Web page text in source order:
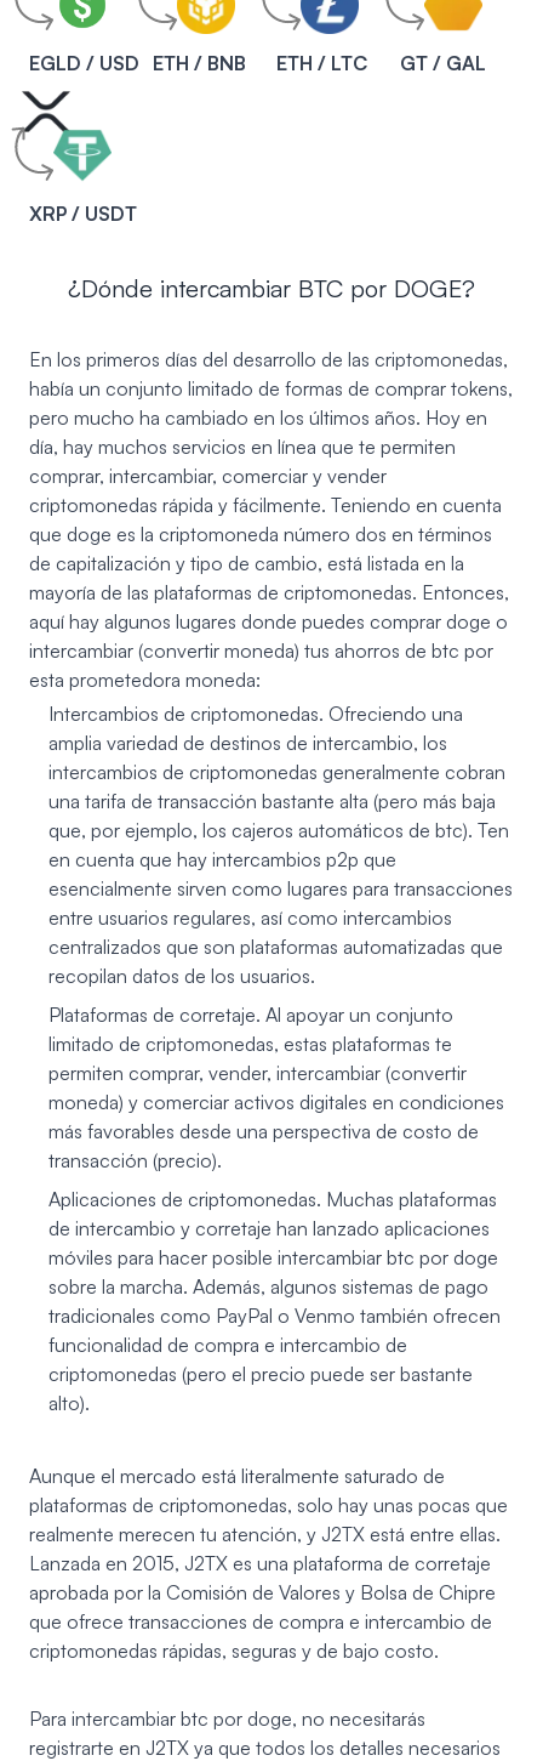
EGLD / USD ETH / BNB ETH / LTC GT / GAL
XRP / USDT
¿Dónde intercambiar BTC por DOGE?
En los primeros días del desarrollo de las criptomonedas,
había un conjunto limitado de formas de comprar tokens,
pero mucho ha cambiado en los últimos años. Hoy en
día, hay muchos servicios en línea que te permiten
comprar, intercambiar, comerciar y vender
criptomonedas rápida y fácilmente. Teniendo en cuenta
que doge es la criptomoneda número dos en términos
de capitalización y tipo de cambio, está listada en la
mayoría de las plataformas de criptomonedas. Entonces,
aquí hay algunos lugares donde puedes comprar doge o
intercambiar (convertir moneda) tus ahorros de btc por
esta prometedora moneda:
Intercambios de criptomonedas. Ofreciendo una
amplia variedad de destinos de intercambio, los
intercambios de criptomonedas generalmente cobran
una tarifa de transacción bastante alta (pero más baja
que, por ejemplo, los cajeros automáticos de btc). Ten
en cuenta que hay intercambios p2p que
esencialmente sirven como lugares para transacciones
entre usuarios regulares, así como intercambios
centralizados que son plataformas automatizadas que
recopilan datos de los usuarios.
Plataformas de corretaje. Al apoyar un conjunto
limitado de criptomonedas, estas plataformas te
permiten comprar, vender, intercambiar (convertir
moneda) y comerciar activos digitales en condiciones
más favorables desde una perspectiva de costo de
transacción (precio).
Aplicaciones de criptomonedas. Muchas plataformas
de intercambio y corretaje han lanzado aplicaciones
móviles para hacer posible intercambiar btc por doge
sobre la marcha. Además, algunos sistemas de pago
tradicionales como PayPal o Venmo también ofrecen
funcionalidad de compra e intercambio de
criptomonedas (pero el precio puede ser bastante
alto).
Aunque el mercado está literalmente saturado de
plataformas de criptomonedas, solo hay unas pocas que
realmente merecen tu atención, y J2TX está entre ellas.
Lanzada en 2015, J2TX es una plataforma de corretaje
aprobada por la Comisión de Valores y Bolsa de Chipre
que ofrece transacciones de compra e intercambio de
criptomonedas rápidas, seguras y de bajo costo.
Para intercambiar btc por doge, no necesitarás
registrarte en J2TX ya que todos los detalles necesarios